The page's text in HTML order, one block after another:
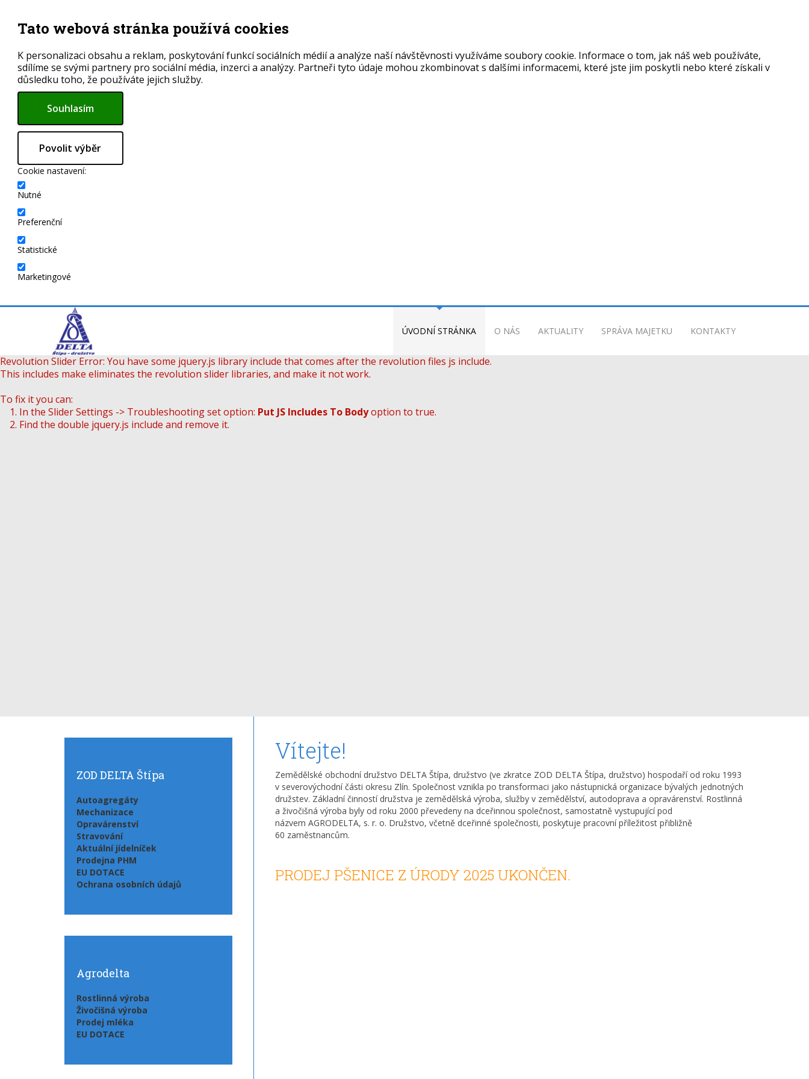
Tato webová stránka používá cookies
K personalizaci obsahu a reklam, poskytování funkcí sociálních médií a analýze naší návštěvnosti využíváme soubory cookie. Informace o tom, jak náš web používáte,
sdílíme se svými partnery pro sociální média, inzerci a analýzy. Partneři tyto údaje mohou zkombinovat s dalšími informacemi, které jste jim poskytli nebo které získali v
důsledku toho, že používáte jejich služby.
Souhlasím
Povolit výběr
Cookie nastavení:
Nutné
Preferenční
Statistické
Marketingové
ÚVODNÍ STRÁNKA O NÁS AKTUALITY SPRÁVA MAJETKU KONTAKTY
Revolution Slider Error: You have some jquery.js library include that comes after the revolution files js include.
This includes make eliminates the revolution slider libraries, and make it not work.
To fix it you can:
1. In the Slider Settings -> Troubleshooting set option: Put JS Includes To Bodyoption to true.
2. Find the double jquery.js include and remove it.
Vítejte!
Zemědělské obchodní družstvo DELTA Štípa, družstvo (ve zkratce ZOD DELTA Štípa, družstvo) hospodaří od roku 1993
v severovýchodní části okresu Zlín. Společnost vznikla po transformaci jako nástupnická organizace bývalých jednotných
družstev. Základní činností družstva je zemědělská výroba, služby v zemědělství, autodoprava a opravárenství. Rostlinná
a živočišná výroba byly od roku 2000 převedeny na dceřinnou společnost, samostatně vystupující pod
názvem AGRODELTA, s. r. o. Družstvo, včetně dceřinné společnosti, poskytuje pracovní příležitost přibližně
60 zaměstnancům.
PRODEJ PŠENICE Z ÚRODY 2025 UKONČEN.
ZOD DELTA Štípa
Autoagregáty
Mechanizace
Opravárenství
Stravování
Aktuální jídelníček
Prodejna PHM
EU DOTACE
Ochrana osobních údajů
Agrodelta
Rostlinná výroba
Živočišná výroba
Prodej mléka
EU DOTACE